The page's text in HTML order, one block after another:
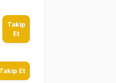
Takip
Et
Takip Et